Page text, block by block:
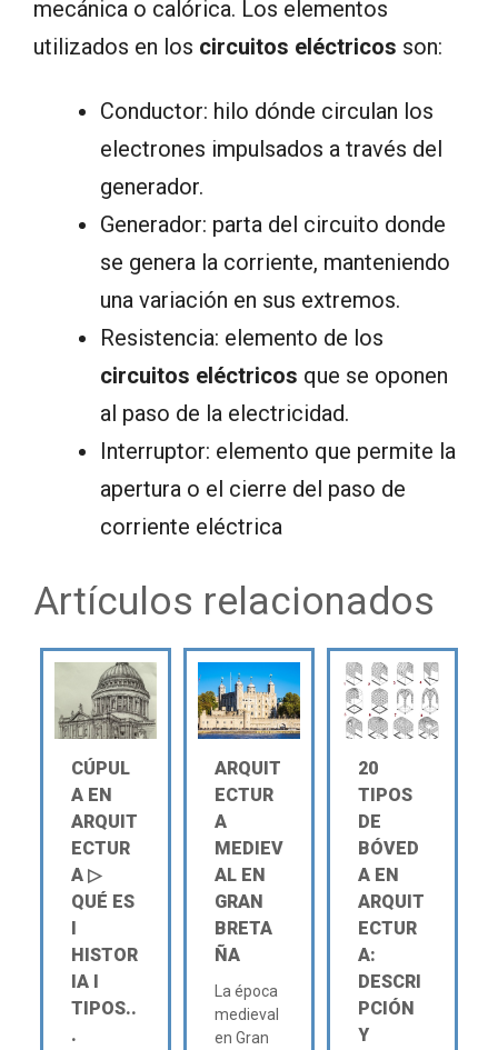
mecánica o calórica. Los elementos
utilizados en los circuitos eléctricos son:
Conductor: hilo dónde circulan los
electrones impulsados a través del
generador.
Generador: parta del circuito donde
se genera la corriente, manteniendo
una variación en sus extremos.
Resistencia: elemento de los
circuitos eléctricos que se oponen
al paso de la electricidad.
Interruptor: elemento que permite la
apertura o el cierre del paso de
corriente eléctrica
Artículos relacionados
CÚPUL
A EN
ARQUIT
ECTUR
A ▷
QUÉ ES
HISTOR
IA Ι
TIPOS..
.
ARQUIT
ECTUR
A
MEDIEV
AL EN
GRAN
BRETA
ÑA
La época
medieval
en Gran
20
TIPOS
DE
BÓVED
A EN
ARQUIT
ECTUR
A:
DESCRI
PCIÓN
Y